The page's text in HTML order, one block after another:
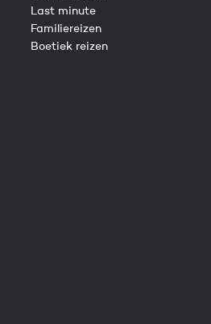
Last minute
Familiereizen
Boetiek reizen